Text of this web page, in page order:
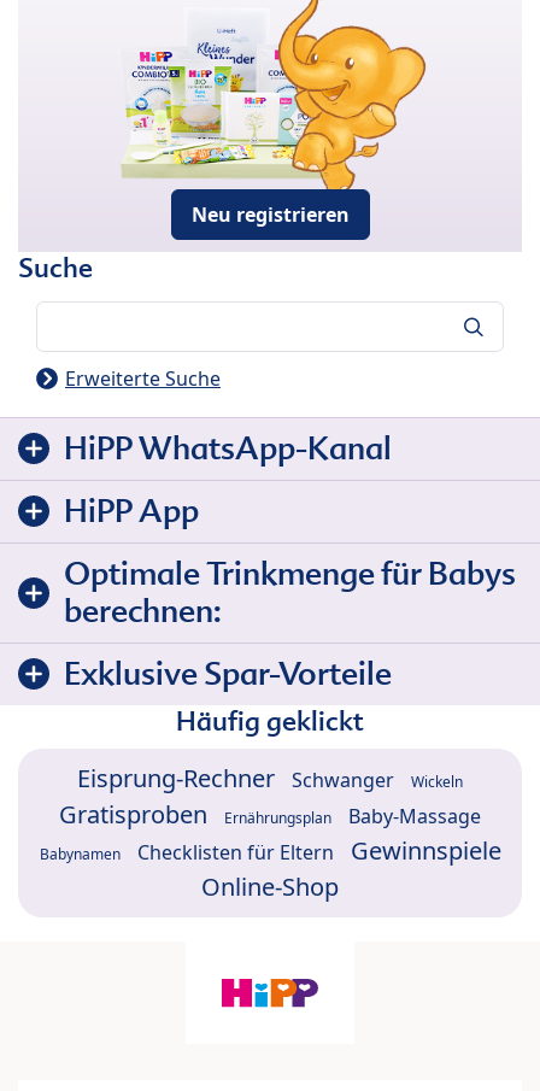
Neu registrieren
Suche
Erweiterte Suche
HiPP WhatsApp-Kanal
HiPP App
Optimale Trinkmenge für Babys
berechnen:
Exklusive Spar-Vorteile
Häufig geklickt
Eisprung-Rechner Schwanger Wickeln
Gratisproben Ernährungsplan Baby-Massage
Babynamen Checklisten für Eltern
Gewinnspiele
Online-Shop